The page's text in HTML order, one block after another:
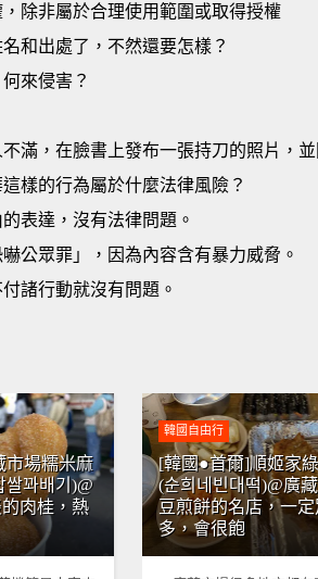
除非屬於合理使用範圍或取得授權
和出處了，不然還要怎樣？
來侵害？
滿，在臉書上發布一張持刀的照片，
樣的行為屬於什麼法律風險？
表達，沒有法律問題。
公眾罪」，因為內容含有暴力威脅。
諸行動就沒有問題。
市場糯米麻
쌀꽈배기)@
肉桂，熱
韓國自由行
[韓國●首爾]順姬家
(순희네빈대떡)@廣
豆煎餅的名店，一
多，會很飽